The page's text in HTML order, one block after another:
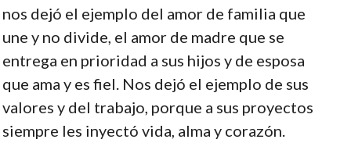
nos dejó el ejemplo del amor de familia que
une y no divide, el amor de madre que se
entrega en prioridad a sus hijos y de esposa
que ama y es fiel. Nos dejó el ejemplo de sus
valores y del trabajo, porque a sus proyectos
siempre les inyectó vida, alma y corazón.